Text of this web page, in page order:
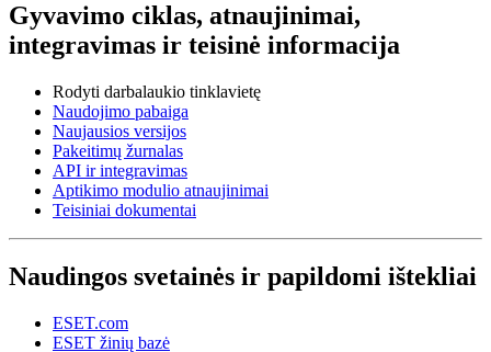
Gyvavimo ciklas, atnaujinimai,
integravimas ir teisinė informacija
Rodyti darbalaukio tinklavietę
Naudojimo pabaiga
Naujausios versijos
Pakeitimų žurnalas
API ir integravimas
Aptikimo modulio atnaujinimai
Teisiniai dokumentai
Naudingos svetainės ir papildomi ištekliai
ESET.com
ESET žinių bazė